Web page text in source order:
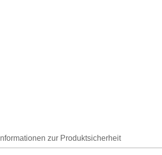
Informationen zur Produktsicherheit